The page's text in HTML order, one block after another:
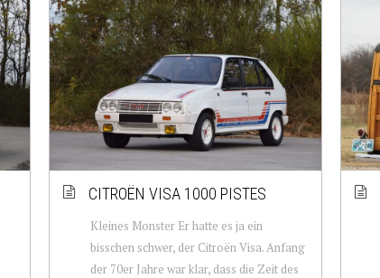
CITROËN VISA 1000 PISTES
Kleines Monster Er hatte es ja ein
bisschen schwer, der Citroën Visa. Anfang
der 70er Jahre war klar, dass die Zeit des